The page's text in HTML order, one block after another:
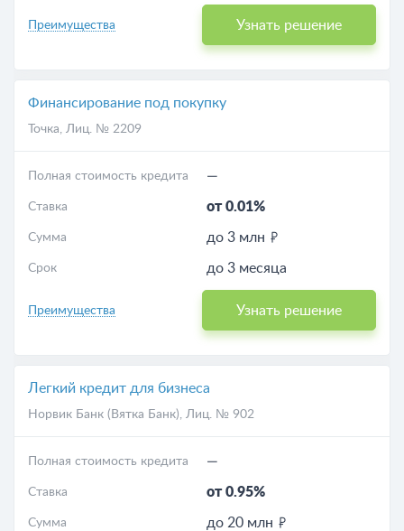
Преимущества Узнать решение
Финансирование под покупку
Точка, Лиц. № 2209
Полная стоимость кредита —
Ставка от 0.01%
Сумма до 3 млн
Срок до 3 месяца
Преимущества Узнать решение
Легкий кредит для бизнеса
Норвик Банк (Вятка Банк), Лиц. № 902
Полная стоимость кредита —
Ставка от 0.95%
Сумма до 20 млн